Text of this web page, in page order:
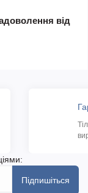
від
Підпишіться